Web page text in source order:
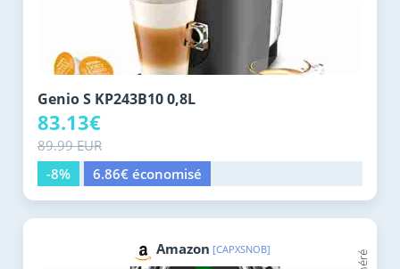
Genio S KP243B10 0,8L
83.13€
89.99 EUR
-8%
6.86€ économisé
Amazon [CAPXSNOB]